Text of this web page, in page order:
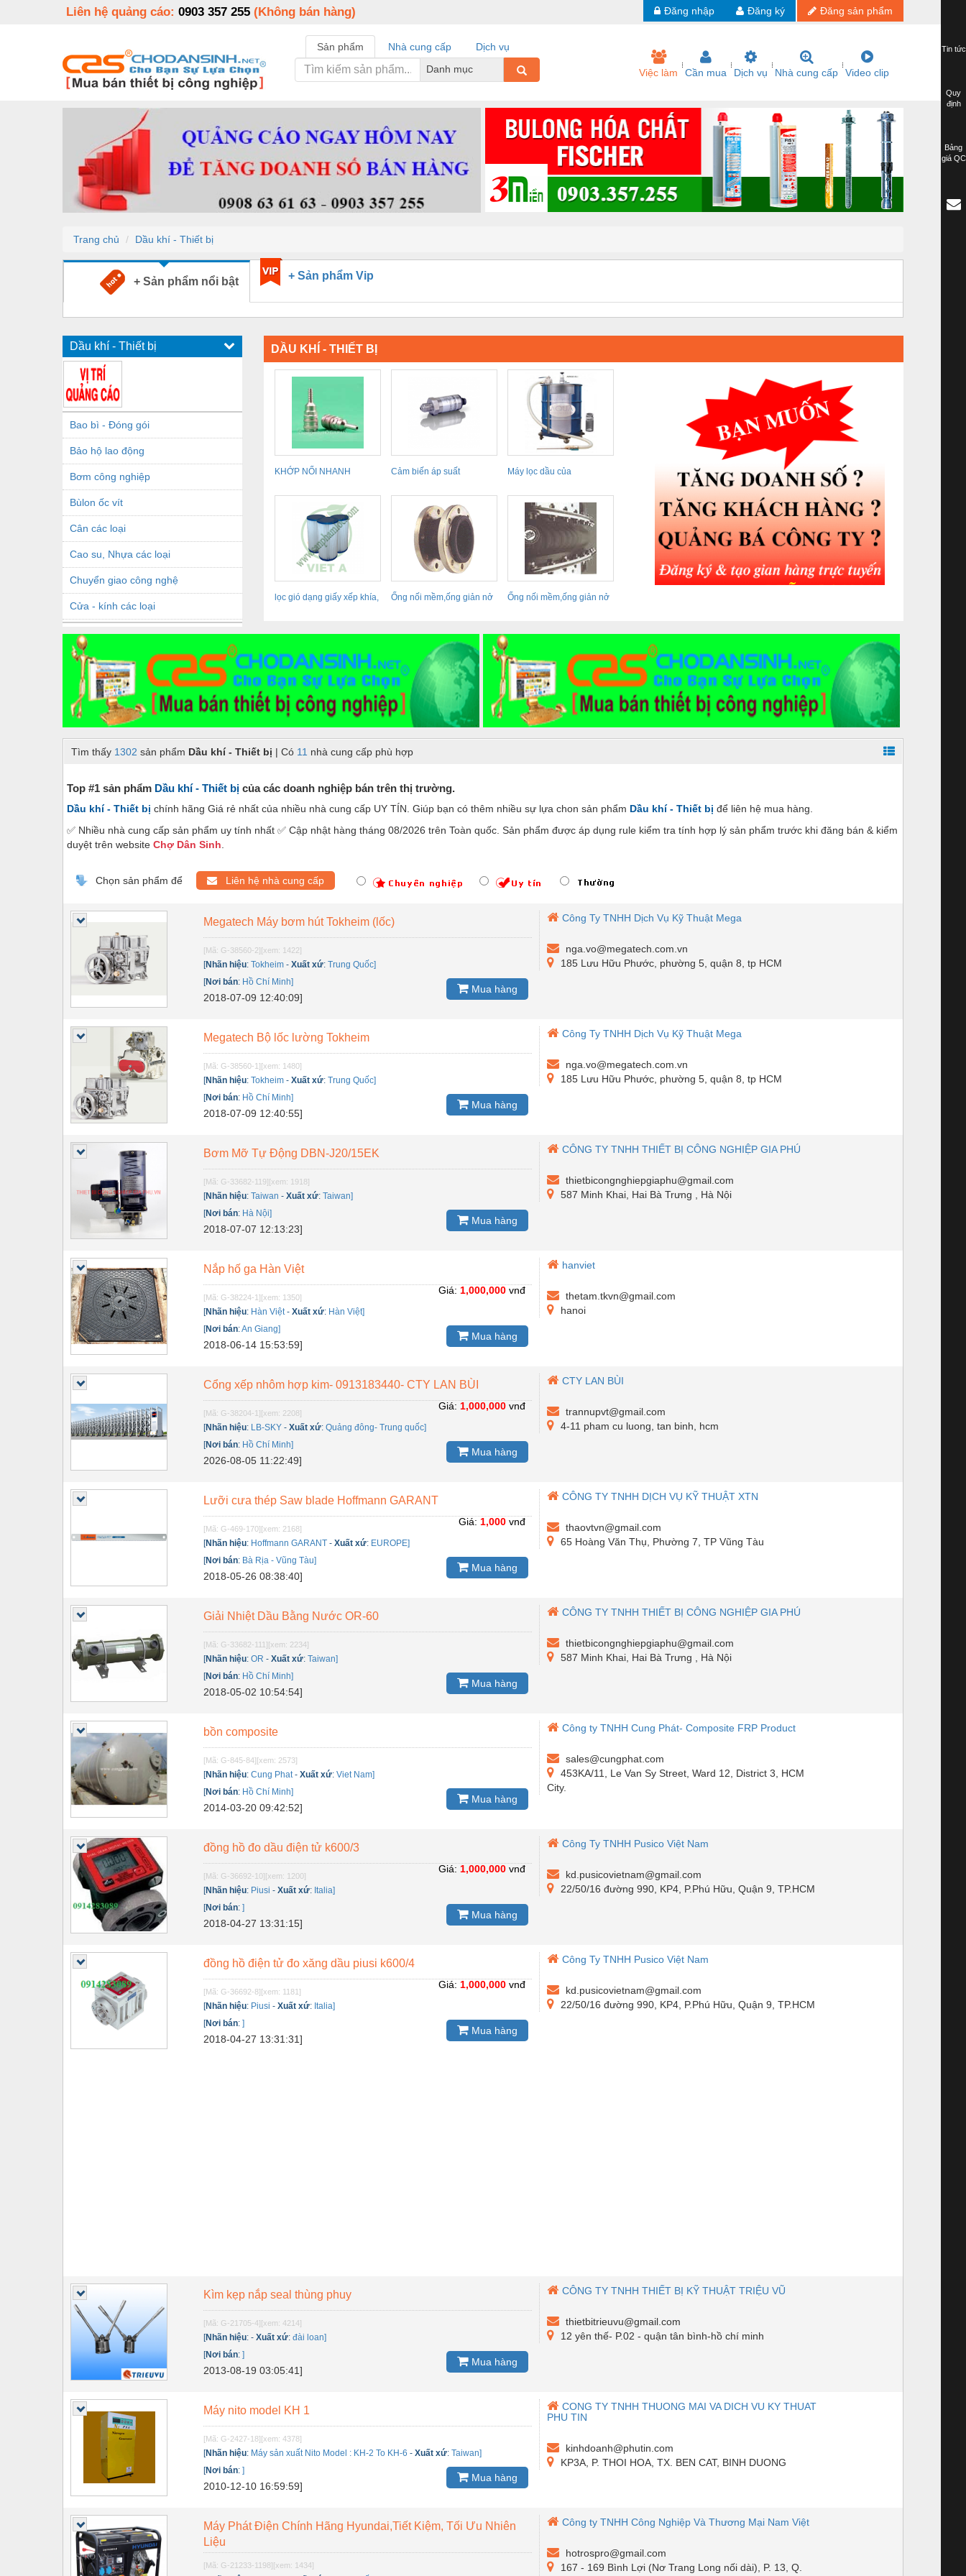
Liên hệ quảng cáo: 0903 357 255 (Không bán hàng) Đăng sản phẩm
Đăng ký
Đăng nhập
Sản phẩm Nhà cung cấp
Dịch vụ
Danh mục
Việc làm Cần mua Dịch vụ Nhà cung cấp Video clip
Trang chủ Dầu khí - Thiết bị
+ Sản phẩm nổi bật + Sản phẩm Vip
Dầu khí - Thiết bị
Bao bì - Đóng gói
Bảo hộ lao động
Bơm công nghiệp
Bùlon ốc vít
Cân các loại
Cao su, Nhựa các loại
Chuyển giao công nghệ
Cửa - kính các loại
Dầu khí - Thiết bị
Dây chuyền sản xuất
Dệt may - Thiết bị
Dầu mỡ công nghiệp
Điện công nghiệp
Điện gia dụng
Điện Lạnh
Đóng tàu Thiết bị
Dụng cụ cầm tay
Dụng cụ cắt gọt
Dụng cụ điện
Dụng cụ đo
Hóa chất-Trang thiết bị
Kệ công nghiệp
Khí nén - Thiết bị
Khuôn mẫu - Phụ tùng
Lọc công nghiệp
Máy công cụ - Phụ tùng
Mỏ - Trang thiết bị
Mô tơ - Hộp số
Nâng hạ - Trang thiết bị
Nội - Ngoại thất - văn phòng
Nồi hơi - Trang thiết bị
Nông nghiệp - Thiết bị
Nước-Vật tư thiết bị
Phốt cơ khí
Sắt, thép, inox các loại
Thiết bị an ninh
Thiết bị công trình
Thiết bị điện
Thiết bị giáo dục
Thiết bị khác
Thiết bị sơn - Sơn
Thiết bị nhà bếp
Thiết bị nhiệt
Thiêt bị PCCC
Thiết bị truyền động
Thiết bị văn phòng
Thiết bị viễn thông
Thủy lực-Thiết bị
Thủy sản - Trang thiết bị
Tự động hoá
Van - Co các loại
Vật liệu mài mòn
Vật liệu xây dựng
DẦU KHÍ - THIẾT BỊ
KHỚP NỐI NHANH Cảm biến áp suất
Máy lọc dầu của
lọc gió dạng giấy xếp khía,
Ống nối mềm,ống giản nở Ống nối mềm,ống giản nở
Tìm thấy 1302 sản phẩm Dầu khí - Thiết bị | Có 11 nhà cung cấp phù hợp
Top #1 sản phẩm Dầu khí - Thiết bị của các doanh nghiệp bán trên thị trường.
Dầu khí - Thiết bị chính hãng Giá rẻ nhất của nhiều nhà cung cấp UY TÍN. Giúp bạn có thêm nhiều sự lựa chon sản phẩm Dầu khí - Thiết bị để liên hệ mua hàng.
✅ Nhiều nhà cung cấp sản phẩm uy tính nhất ✅ Cập nhật hàng tháng 08/2026 trên Toàn quốc. Sản phẩm được áp dụng rule kiểm tra tính hợp lý sản phẩm trước khi đăng bán & kiểm
duyệt trên website Chợ Dân Sinh
Chọn sản phẩm để Liên hệ nhà cung cấp
Megatech Máy bơm hút Tokheim (lốc)
[Mã: G-38560-2][xem: 1422]
[Nhãn hiệu:Tokheim -Xuất xứ:Trung Quốc]
[Nơi bán: Hồ Chí Minh]
2018-07-09 12:40:09]
Mua hàng
Công Ty TNHH Dịch Vụ Kỹ Thuật Mega
nga.vo@megatech.com.vn
185 Lưu Hữu Phước, phường 5, quận 8, tp HCM
Megatech Bộ lốc lường Tokheim
[Mã: G-38560-1][xem: 1480]
[Nhãn hiệu:Tokheim -Xuất xứ:Trung Quốc]
[Nơi bán: Hồ Chí Minh]
2018-07-09 12:40:55]
Mua hàng
Công Ty TNHH Dịch Vụ Kỹ Thuật Mega
nga.vo@megatech.com.vn
185 Lưu Hữu Phước, phường 5, quận 8, tp HCM
Bơm Mỡ Tự Động DBN-J20/15EK
[Mã: G-33682-119][xem: 1918]
[Nhãn hiệu:Taiwan -Xuất xứ:Taiwan]
[Nơi bán: Hà Nội]
2018-07-07 12:13:23]
Mua hàng
CÔNG TY TNHH THIẾT BỊ CÔNG NGHIỆP GIA PHÚ
thietbicongnghiepgiaphu@gmail.com
587 Minh Khai, Hai Bà Trưng , Hà Nội
Nắp hố ga Hàn Việt
[Mã: G-38224-1][xem: 1350]
[Nhãn hiệu: Hàn Việt -Xuất xứ: Hàn Việt]
[Nơi bán:An Giang]
2018-06-14 15:53:59]
Giá: 1,000,000vnđ
Mua hàng
hanviet
thetam.tkvn@gmail.com
hanoi
Cổng xếp nhôm hợp kim- 0913183440- CTY LAN BÙI
[Mã: G-38204-1][xem: 2208]
[Nhãn hiệu: LB-SKY -Xuất xứ:Quảng đông- Trung quốc]
[Nơi bán: Hồ Chí Minh]
2026-08-05 11:22:49]
Giá: 1,000,000vnđ
Mua hàng
CTY LAN BÙI
trannupvt@gmail.com
4-11 pham cu luong, tan binh, hcm
Lưỡi cưa thép Saw blade Hoffmann GARANT
[Mã: G-469-170][xem: 2168]
[Nhãn hiệu: Hoffmann GARANT -Xuất xứ: EUROPE]
[Nơi bán: Bà Rịa - Vũng Tàu]
2018-05-26 08:38:40]
Giá: 1,000vnđ
Mua hàng
CÔNG TY TNHH DỊCH VỤ KỸ THUẬT XTN
thaovtvn@gmail.com
65 Hoàng Văn Thụ, Phường 7, TP Vũng Tàu
Giải Nhiệt Dầu Bằng Nước OR-60
[Mã: G-33682-111][xem: 2234]
[Nhãn hiệu:OR -Xuất xứ:Taiwan]
[Nơi bán: Hồ Chí Minh]
2018-05-02 10:54:54]
Mua hàng
CÔNG TY TNHH THIẾT BỊ CÔNG NGHIỆP GIA PHÚ
thietbicongnghiepgiaphu@gmail.com
587 Minh Khai, Hai Bà Trưng , Hà Nội
bồn composite
[Mã: G-845-84][xem: 2573]
[Nhãn hiệu:Cung Phat -Xuất xứ:Viet Nam]
[Nơi bán: Hồ Chí Minh]
2014-03-20 09:42:52]
Mua hàng
Công ty TNHH Cung Phát- Composite FRP Product
sales@cungphat.com
453KA/11, Le Van Sy Street, Ward 12, District 3, HCM
City.
đồng hồ đo dầu điện tử k600/3
[Mã: G-36692-10][xem: 1200]
[Nhãn hiệu: Piusi -Xuất xứ: Italia]
[Nơi bán:]
2018-04-27 13:31:15]
Giá: 1,000,000vnđ
Mua hàng
Công Ty TNHH Pusico Việt Nam
kd.pusicovietnam@gmail.com
22/50/16 đường 990, KP4, P.Phú Hữu, Quận 9, TP.HCM
đồng hồ điện tử đo xăng dầu piusi k600/4
[Mã: G-36692-8][xem: 1181]
[Nhãn hiệu: Piusi -Xuất xứ: Italia]
[Nơi bán:]
2018-04-27 13:31:31]
Giá: 1,000,000vnđ
Mua hàng
Công Ty TNHH Pusico Việt Nam
kd.pusicovietnam@gmail.com
22/50/16 đường 990, KP4, P.Phú Hữu, Quận 9, TP.HCM
Kìm kẹp nắp seal thùng phuy
[Mã: G-21705-4][xem: 4214]
[Nhãn hiệu:-Xuất xứ:đài loan]
[Nơi bán:]
2013-08-19 03:05:41]
Mua hàng
CÔNG TY TNHH THIẾT BỊ KỸ THUẬT TRIỆU VŨ
thietbitrieuvu@gmail.com
12 yên thế- P.02 - quận tân bình-hồ chí minh
Máy nito model KH 1
[Mã: G-2427-18][xem: 4378]
[Nhãn hiệu: Máy sản xuất Nito Model : KH-2 To KH-6 -Xuất xứ:Taiwan]
[Nơi bán:]
2010-12-10 16:59:59]
Mua hàng
CONG TY TNHH THUONG MAI VA DICH VU KY THUAT
PHU TIN
kinhdoanh@phutin.com
KP3A, P. THOI HOA, TX. BEN CAT, BINH DUONG
Máy Phát Điện Chính Hãng Hyundai,Tiết Kiệm, Tối Ưu Nhiên
Liệu
[Mã: G-21233-1198][xem: 1434]
Công ty TNHH Công Nghiệp Và Thương Mại Nam Việt
hotrospro@gmail.com
167 - 169 Bình Lợi (Nơ Trang Long nối dài), P. 13, Q.
Tin tức
Quy
định
Bảng
giá QC